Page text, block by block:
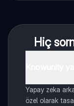
Hiç
Yapay zeka
özel olarak